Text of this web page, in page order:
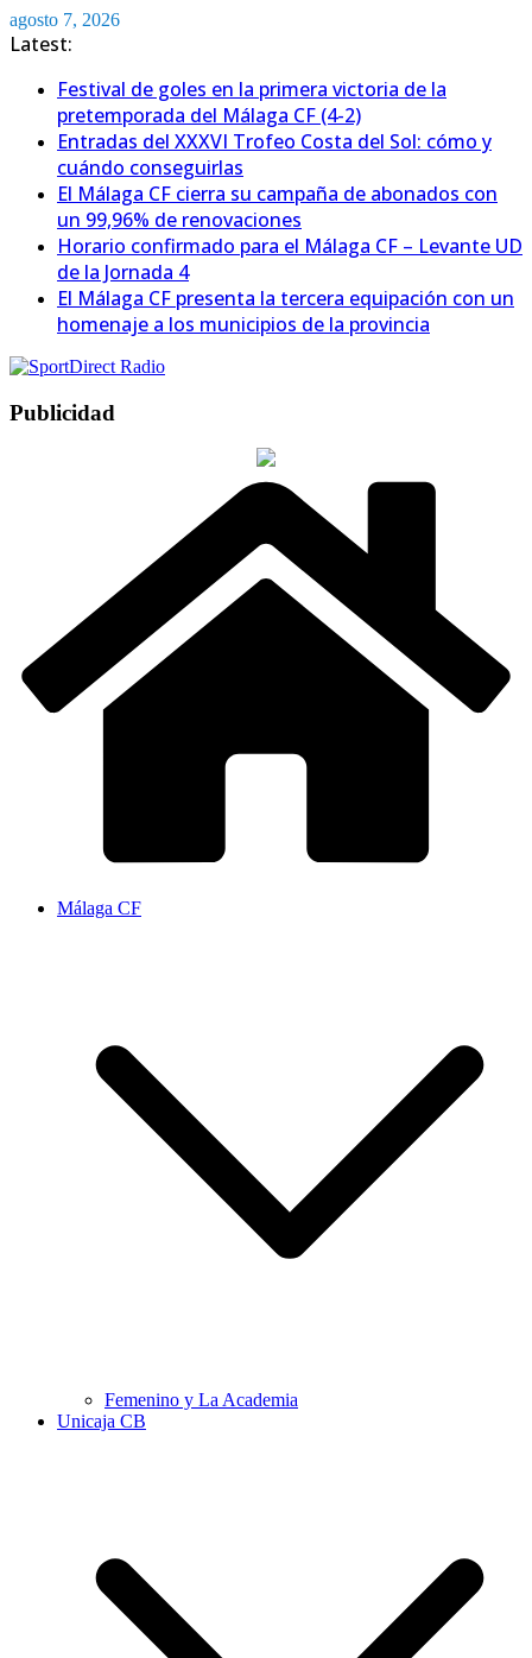
Saltar
al
agosto 7, 2026
Latest:
Festival de goles en la primera victoria de la
pretemporada del Málaga CF (4-2)
Entradas del XXXVI Trofeo Costa del Sol: cómo y
cuándo conseguirlas
El Málaga CF cierra su campaña de abonados con
un 99,96% de renovaciones
Horario confirmado para el Málaga CF – Levante UD
de la Jornada 4
El Málaga CF presenta la tercera equipación con un
homenaje a los municipios de la provincia
Publicidad
Málaga CF
Femenino y La Academia
Unicaja CB